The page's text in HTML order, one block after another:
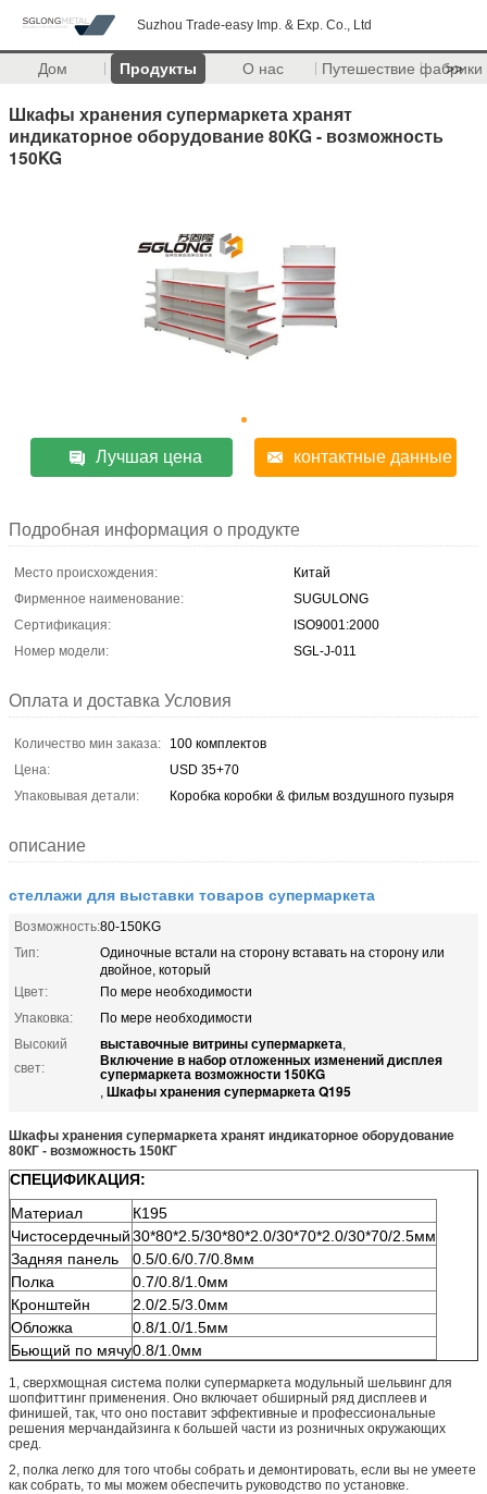
Suzhou Trade-easy Imp. & Exp. Co., Ltd
Дом Продукты О нас Путешествие фабрики
>>
Шкафы хранения супермаркета хранят
индикаторное оборудование 80KG - возможность
150KG
Лучшая цена контактные данные
Подробная информация о продукте
Место происхождения:
Китай
Фирменное наименование:
SUGULONG
Сертификация:
ISO9001:2000
Номер модели:
SGL-J-011
Оплата и доставка Условия
Количество мин заказа:
100 комплектов
Цена:
USD 35+70
Упаковывая детали:
Коробка коробки & фильм воздушного пузыря
описание
стеллажи для выставки товаров супермаркета
Возможность:80-150KG
Тип:
Одиночные встали на сторону вставать на сторону или
двойное, который
Цвет:
По мере необходимости
Упаковка:
По мере необходимости
Высокий
свет:
выставочные витрины супермаркета,
Включение в набор отложенных изменений дисплея
супермаркета возможности 150KG
, Шкафы хранения супермаркета Q195
Шкафы хранения супермаркета хранят индикаторное оборудование
80КГ - возможность 150КГ
СПЕЦИФИКАЦИЯ:
Материал
К195
Чистосердечный30*80*2.5/30*80*2.0/30*70*2.0/30*70/2.5мм
Задняя панель
0.5/0.6/0.7/0.8мм
Полка
0.7/0.8/1.0мм
Кронштейн
2.0/2.5/3.0мм
Обложка
0.8/1.0/1.5мм
Бьющий по мячу0.8/1.0мм
1, сверхмощная система полки супермаркета модульный шельвинг для
шопфиттинг применения. Оно включает обширный ряд дисплеев и
финишей, так, что оно поставит эффективные и профессиональные
решения мерчандайзинга к большей части из розничных окружающих
сред.
2, полка легко для того чтобы собрать и демонтировать, если вы не умеете
как собрать, то мы можем обеспечить руководство по установке.